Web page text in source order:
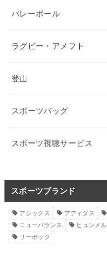
バレーボール
ラグビー・アメフト
登山
スポーツバッグ
スポーツ視聴サービス
スポーツブランド
アシックス アディダス
ニューバランス
ヒュンメル
リーボック